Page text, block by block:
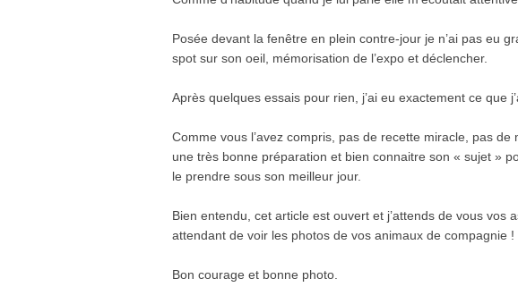
Posée devant la fenêtre en plein contre-jour je n’ai pas eu
spot sur son oeil, mémorisation de l’expo et déclencher.
Après quelques essais pour rien, j’ai eu exactement ce que
Comme vous l’avez compris, pas de recette miracle, pas de
une très bonne préparation et bien connaitre son « sujet »
le prendre sous son meilleur jour.
Bien entendu, cet article est ouvert et j’attends de vous vos
attendant de voir les photos de vos animaux de compagnie !
Bon courage et bonne photo.